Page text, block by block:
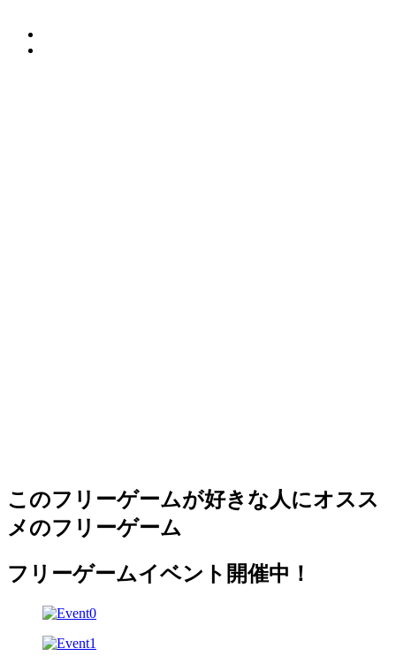
このフリーゲームが好きな人にオスス
メのフリーゲーム
フリーゲームイベント開催中！